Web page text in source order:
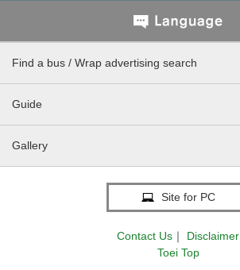
Find a bus / Wrap advertising search
Guide
Gallery
Site for PC
Contact Us ｜
Disclaimer
Toei Top